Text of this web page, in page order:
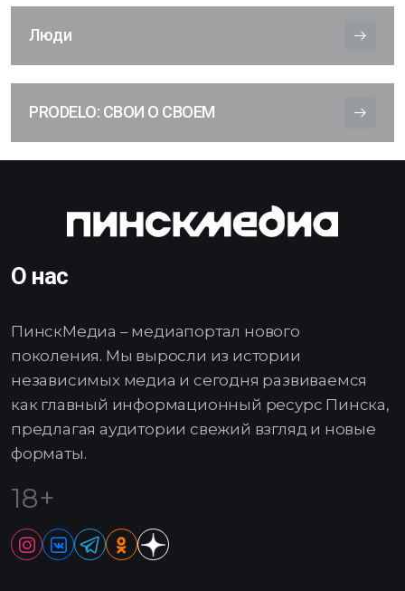
Люди
PRODELO: СВОИ О СВОЕМ
О нас
ПинскМедиа – медиапортал нового
поколения. Мы выросли из истории
независимых медиа и сегодня развиваемся
как главный информационный ресурс Пинска,
предлагая аудитории свежий взгляд и новые
форматы.
18+